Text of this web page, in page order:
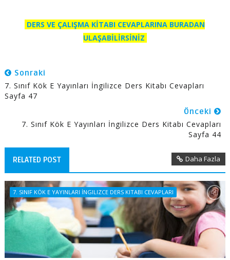
DERS VE ÇALIŞMA KİTABI CEVAPLARINA BURADAN
ULAŞABİLİRSİNİZ
Sonraki
7. Sınıf Kök E Yayınları İngilizce Ders Kitabı Cevapları
Sayfa 47
Önceki
7. Sınıf Kök E Yayınları İngilizce Ders Kitabı Cevapları
Sayfa 44
RELATED POST Daha Fazla
7. SINIF KÖK E YAYINLARI İNGILIZCE DERS KITABI CEVAPLARI